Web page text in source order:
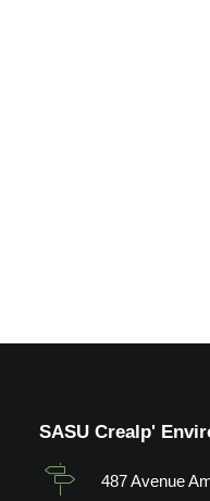
SASU Crealp'
487 Avenue